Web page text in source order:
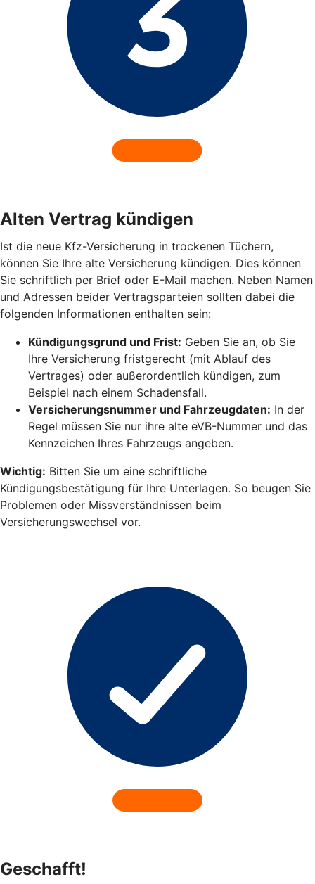
Alten Vertrag kündigen
Ist die neue Kfz-Versicherung in trockenen Tüchern,
können Sie Ihre alte Versicherung kündigen. Dies können
Sie schriftlich per Brief oder E-Mail machen. Neben Namen
und Adressen beider Vertragsparteien sollten dabei die
folgenden Informationen enthalten sein:
Kündigungsgrund und Frist: Geben Sie an, ob Sie
Ihre Versicherung fristgerecht (mit Ablauf des
Vertrages) oder außerordentlich kündigen, zum
Beispiel nach einem Schadensfall.
Versicherungsnummer und Fahrzeugdaten: In der
Regel müssen Sie nur ihre alte eVB-Nummer und das
Kennzeichen Ihres Fahrzeugs angeben.
Wichtig: Bitten Sie um eine schriftliche
Kündigungsbestätigung für Ihre Unterlagen. So beugen Sie
Problemen oder Missverständnissen beim
Versicherungswechsel vor.
Geschafft!